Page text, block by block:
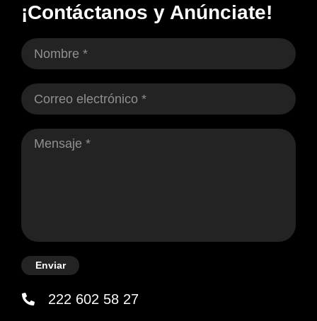
¡Contáctanos y Anúnciate!
Enviar
222 602 58 27